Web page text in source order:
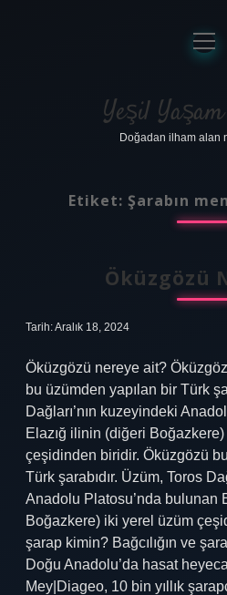
Gizlilik
Yasal
aç
Yeşil
Doğadan ilham alan
Etiket: Şarabın
Öküzgözü
Tarih: Aralık 18, 2024
Öküzgözü nereye ait?
bu üzümden yapılan bir Türk
Dağları’nın kuzeyindeki
Elazığ ilinin (diğeri
çeşidinden biridir. Öküzgözü
Türk şarabıdır. Üzüm, Toros
Anadolu Platosu’nda bulunan
Boğazkere) iki yerel üzüm
şarap kimin? Bağcılığın ve
Doğu Anadolu’da hasat
Mey|Diageo, 10 bin yıllık